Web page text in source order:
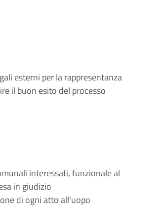
esterni per la rappresentanza
il buon esito del processo
interessati, funzionale al
in giudizio
di ogni atto all'uopo